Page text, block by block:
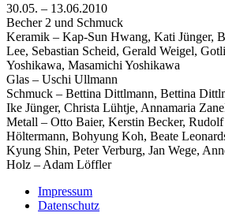
30.05. – 13.06.2010
Becher 2 und Schmuck
Keramik – Kap-Sun Hwang, Kati Jünger,
Lee, Sebastian Scheid, Gerald Weigel,
Yoshikawa, Masamichi Yoshikawa
Glas – Uschi Ullmann
Schmuck – Bettina Dittlmann, Bettina
Ike Jünger, Christa Lühtje, Annamaria
Metall – Otto Baier, Kerstin Becker,
Höltermann, Bohyung Koh, Beate
Kyung Shin, Peter Verburg, Jan Wege,
Holz – Adam Löffler
Impressum
Datenschutz